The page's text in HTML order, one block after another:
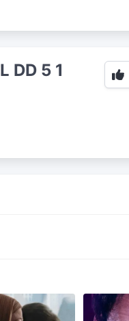
DD 5 1